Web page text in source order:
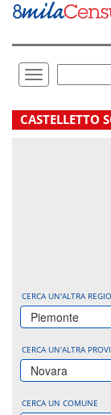
Vai
direttamente
Toggle
navigation
.
CASTELLETTO
CERCA UN'ALTRA
Piemonte
CERCA UN'ALTRA
Novara
CERCA UN COMUNE